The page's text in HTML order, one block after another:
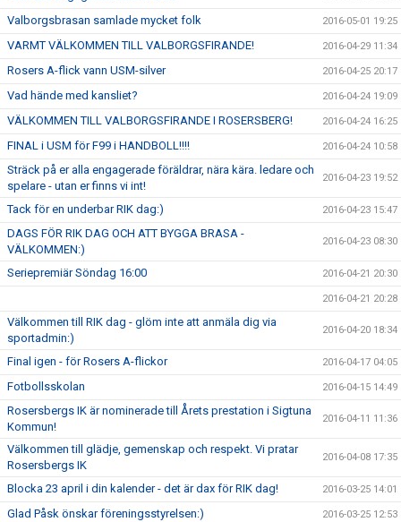
Valborgsbrasan samlade mycket folk 2016-05-01 19:25
VARMT VÄLKOMMEN TILL VALBORGSFIRANDE! 2016-04-29 11:34
Rosers A-flick vann USM-silver 2016-04-25 20:17
Vad hände med kansliet? 2016-04-24 19:09
VÄLKOMMEN TILL VALBORGSFIRANDE I ROSERSBERG! 2016-04-24 16:25
FINAL i USM för F99 i HANDBOLL!!!! 2016-04-24 10:58
Sträck på er alla engagerade föräldrar, nära kära. ledare och
spelare - utan er finns vi int!
2016-04-23 19:52
Tack för en underbar RIK dag:) 2016-04-23 15:47
DAGS FÖR RIK DAG OCH ATT BYGGA BRASA -
VÄLKOMMEN:)
2016-04-23 08:30
Seriepremiär Söndag 16:00 2016-04-21 20:30
2016-04-21 20:28
Välkommen till RIK dag - glöm inte att anmäla dig via
sportadmin:)
2016-04-20 18:34
Final igen - för Rosers A-flickor 2016-04-17 04:05
Fotbollsskolan 2016-04-15 14:49
Rosersbergs IK är nominerade till Årets prestation i Sigtuna
Kommun!
2016-04-11 11:36
Välkommen till glädje, gemenskap och respekt. Vi pratar
Rosersbergs IK
2016-04-08 17:35
Blocka 23 april i din kalender - det är dax för RIK dag! 2016-03-25 14:01
Glad Påsk önskar föreningsstyrelsen:) 2016-03-25 12:53